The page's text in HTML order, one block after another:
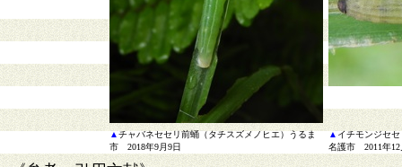
▲チャバネセセリ前蛹（タチスズメノヒエ）うるま
市 2018年9月9日
▲イチモンジセ
名護市 2011年12